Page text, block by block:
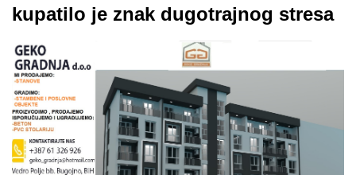
kupatilo je znak dugotrajnog stresa